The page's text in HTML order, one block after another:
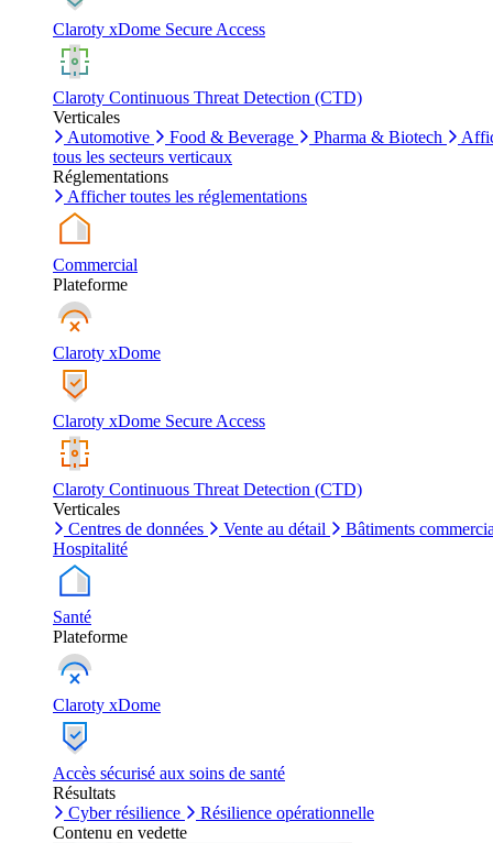
Claroty xDome Secure Access
Claroty Continuous Threat Detection (CTD)
Verticales
Automotive
Food & Beverage Pharma & Biotech
tous les secteurs verticaux
Réglementations
Afficher toutes les réglementations
Commercial
Plateforme
Claroty xDome
Claroty xDome Secure Access
Claroty Continuous Threat Detection (CTD)
Verticales
Centres de données
Vente au détail
Bâtiments
Hospitalité
Santé
Plateforme
Claroty xDome
Accès sécurisé aux soins de santé
Résultats
Cyber résilience
Résilience opérationnelle
Contenu en vedette